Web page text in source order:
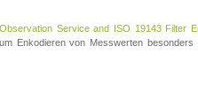
Service and ISO 19143 Filter
Enkodieren von Messwerten besonders